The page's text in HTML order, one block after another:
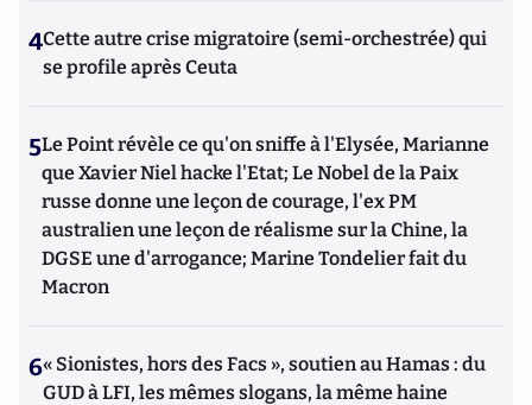
4Cette autre crise migratoire (semi-orchestrée) qui
se profile après Ceuta
5Le Point révèle ce qu'on sniffe à l'Elysée, Marianne
que Xavier Niel hacke l'Etat; Le Nobel de la Paix
russe donne une leçon de courage, l'ex PM
australien une leçon de réalisme sur la Chine, la
DGSE une d'arrogance; Marine Tondelier fait du
Macron
6« Sionistes, hors des Facs », soutien au Hamas : du
GUD à LFI, les mêmes slogans, la même haine